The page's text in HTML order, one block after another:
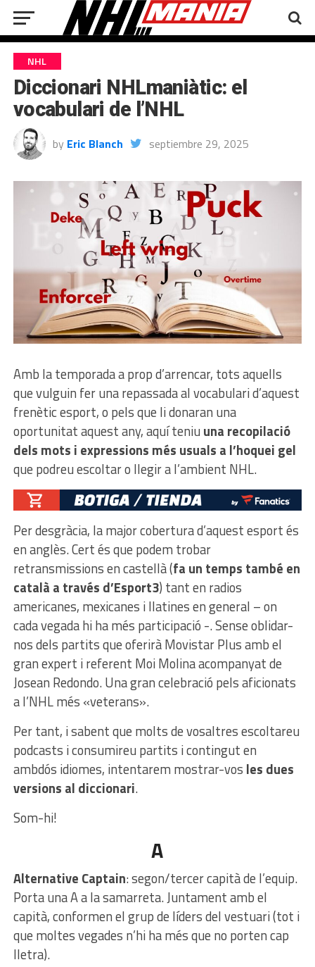
NHL
Diccionari NHLmaniàtic: el
vocabulari de l’NHL
by Eric Blanch septiembre 29, 2025
Amb la temporada a prop d’arrencar, tots aquells
que vulguin fer una repassada al vocabulari d’aquest
frenètic esport, o pels que li donaran una
oportunitat aquest any, aquí teniu una recopilació
dels mots i expressions més usuals a l’hoquei gel
que podreu escoltar o llegir a l’ambient NHL.
Per desgràcia, la major cobertura d’aquest esport és
en anglès. Cert és que podem trobar
retransmissions en castellà (fa un temps també en
català a través d’Esport3) tant en radios
americanes, mexicanes i llatines en general – on
cada vegada hi ha més participació -. Sense oblidar-
nos dels partits que oferirà Movistar Plus amb el
gran expert i referent Moi Molina acompanyat de
Josean Redondo. Una gran celebració pels aficionats
a l’NHL més «veterans».
Per tant, i sabent que molts de vosaltres escoltareu
podcasts i consumireu partits i contingut en
ambdós idiomes, intentarem mostrar-vos les dues
versions al diccionari.
Som-hi!
A
Alternative Captain: segon/tercer capità de l’equip.
Porta una A a la samarreta. Juntament amb el
capità, conformen el grup de líders del vestuari (tot i
que moltes vegades n’hi ha més que no porten cap
lletra).